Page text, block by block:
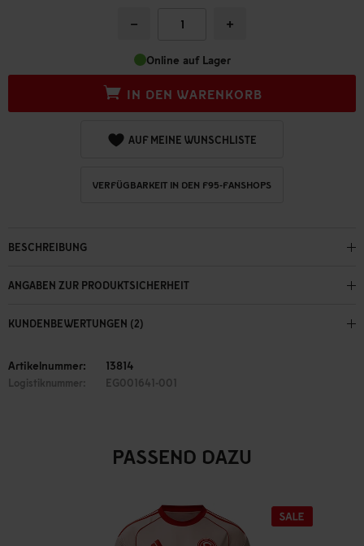
− +
Online auf Lager
IN DEN WARENKORB
AUF MEINE WUNSCHLISTE
VERFÜGBARKEIT IN DEN F95-FANSHOPS
BESCHREIBUNG
ANGABEN ZUR PRODUKTSICHERHEIT
KUNDENBEWERTUNGEN (2)
Artikelnummer: 13814
Logistiknummer: EG001641-001
PASSEND DAZU